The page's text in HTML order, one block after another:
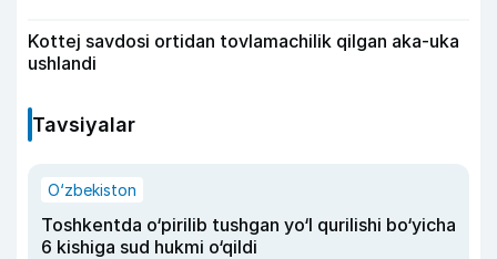
Kottej savdosi ortidan tovlamachilik qilgan aka-uka
ushlandi
Tavsiyalar
O‘zbekiston
Toshkentda o‘pirilib tushgan yo‘l qurilishi bo‘yicha
6 kishiga sud hukmi o‘qildi